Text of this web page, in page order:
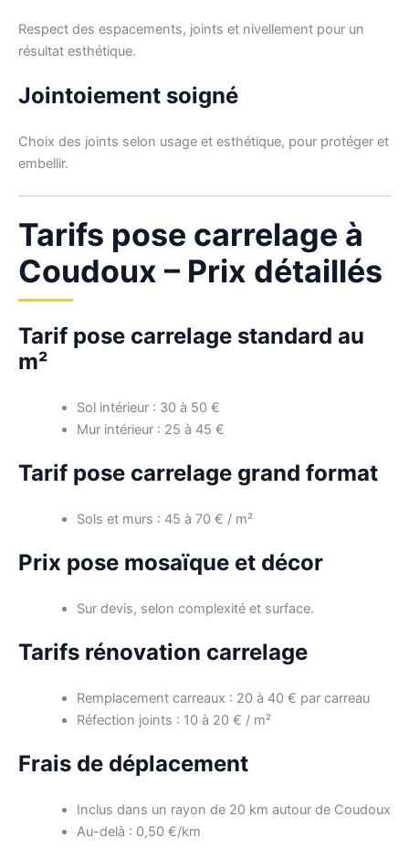
Respect des espacements, joints et nivellement pour un
résultat esthétique.
Jointoiement soigné
Choix des joints selon usage et esthétique, pour protéger et
embellir.
Tarifs pose carrelage à
Coudoux – Prix détaillés
Tarif pose carrelage standard au
m²
Sol intérieur : 30 à 50 €
Mur intérieur : 25 à 45 €
Tarif pose carrelage grand format
Sols et murs : 45 à 70 € / m²
Prix pose mosaïque et décor
Sur devis, selon complexité et surface.
Tarifs rénovation carrelage
Remplacement carreaux : 20 à 40 € par carreau
Réfection joints : 10 à 20 € / m²
Frais de déplacement
Inclus dans un rayon de 20 km autour de Coudoux
Au-delà : 0,50 €/km